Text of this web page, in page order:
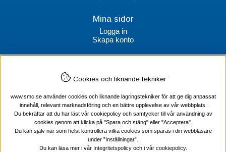
Mina sidor
Logga in
Skapa konto
SMC Stockholms Maskincentral AB
100 64 Stockholm
Tel Verktyg: 08-578 55 230
Tel Värmekabel: 08-578 55 240
Cookies och liknande tekniker
www.smc.se använder cookies och liknande lagringstekniker för att ge dig anpassat
innehåll, relevant marknadsföring och en bättre upplevelse av vår webbplats.
Du bekräftar att du har läst vår cookiepolicy och samtycker till vår användning av
cookies genom att klicka på "Spara och stäng" eller "Acceptera".
Du kan själv när som helst kontrollera vilka cookies som sparas i din webbläsare
under ”Inställningar”.
Du kan läsa mer i vår Integritetspolicyoch i vår cookiepolicy.